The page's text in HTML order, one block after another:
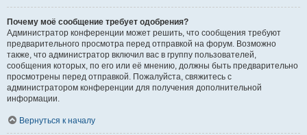
Почему моё сообщение требует одобрения?
Администратор конференции может решить, что сообщения требуют
предварительного просмотра перед отправкой на форум. Возможно
также, что администратор включил вас в группу пользователей,
сообщения которых, по его или её мнению, должны быть предварительно
просмотрены перед отправкой. Пожалуйста, свяжитесь с
администратором конференции для получения дополнительной
информации.
Вернуться к началу